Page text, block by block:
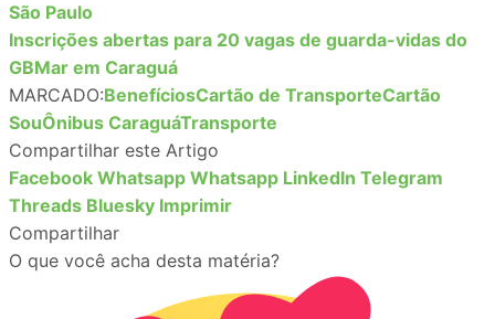
São Paulo
Inscrições abertas para 20 vagas de guarda-vidas do
GBMar em Caraguá
MARCADO:BenefíciosCartão de TransporteCartão
SouÔnibus CaraguáTransporte
Compartilhar este Artigo
Facebook Whatsapp Whatsapp LinkedIn Telegram
Threads Bluesky Imprimir
Compartilhar
O que você acha desta matéria?